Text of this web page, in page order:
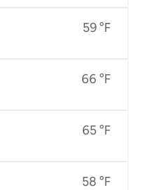
59 °F
66 °F
65 °F
58 °F